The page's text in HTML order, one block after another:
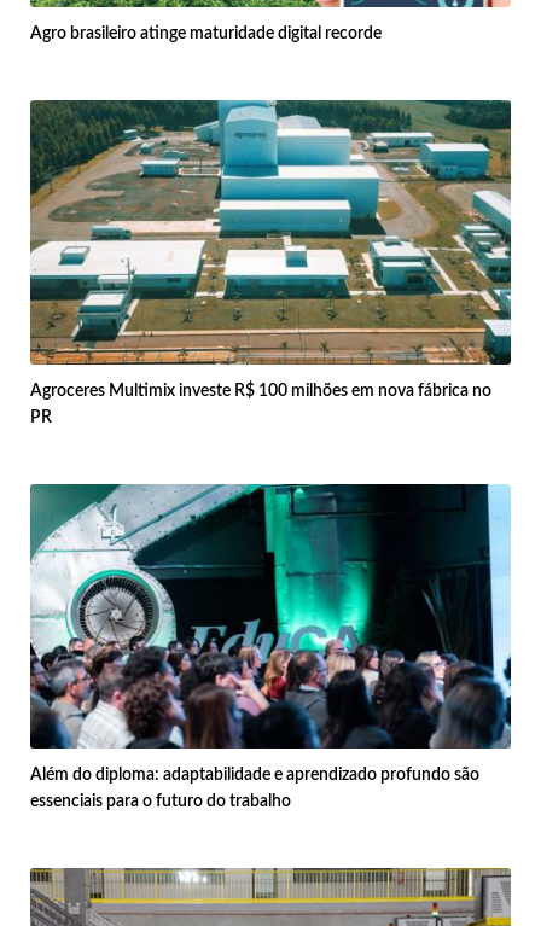
Agro brasileiro atinge maturidade digital recorde
Agroceres Multimix investe R$ 100 milhões em nova fábrica no
PR
Além do diploma: adaptabilidade e aprendizado profundo são
essenciais para o futuro do trabalho